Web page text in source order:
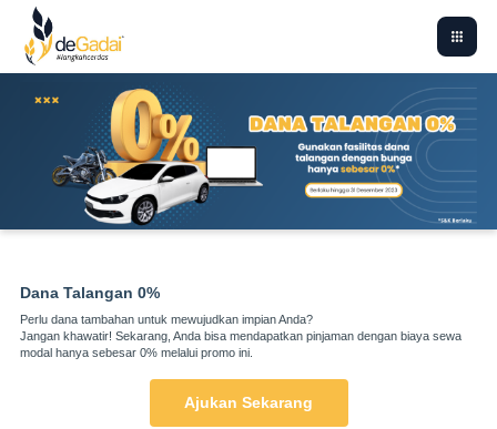
Dana Talangan 0%
Perlu dana tambahan untuk mewujudkan impian Anda?
Jangan khawatir! Sekarang, Anda bisa mendapatkan pinjaman dengan biaya sewa
modal hanya sebesar 0% melalui promo ini.
Ajukan Sekarang